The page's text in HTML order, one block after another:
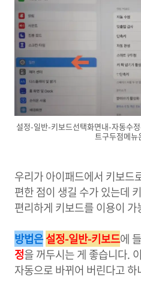
설정-일반-키보드선택화면내-자동수
트구두점메뉴
우리가 아이패드에서 키보드
편한 점이 생길 수가 있는데
편리하게 키보드를 이용이 가
방법은설정-일반-키보드에
정을 꺼두시는 게 좋습니다.
자동으로 바뀌어 버린다고